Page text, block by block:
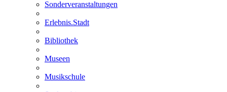
Sonderveranstaltungen
Erlebnis.Stadt
Bibliothek
Museen
Musikschule